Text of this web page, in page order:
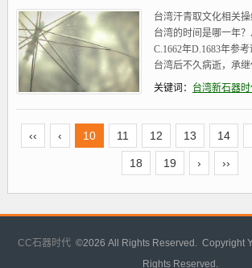
台湾汗青取文化相关
台湾的时间是哪一年？
C.1662年D.1683年参
台湾后不久病逝，承
关键词： 台湾新石器
‹‹ ‹ 10 11 12 13 14
18 19 › ››
CC石器时代 ©2026 All Rights Reserved. Copyright
Rights Reserved.